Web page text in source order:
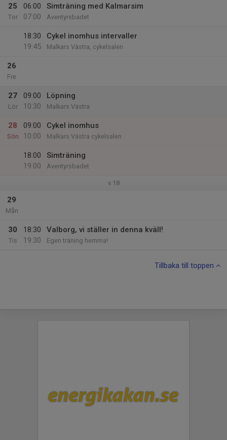
25
Tor
06:00
07:00
Simträning med Kalmarsim
Äventyrsbadet
18:30
19:45
Cykel inomhus intervaller
Malkars Västra, cykelsalen
26
Fre
27
Lör
09:00
10:30
Löpning
Malkars Västra
28
Sön
09:00
10:00
Cykel inomhus
Malkars Västra cykelsalen
18:00
19:00
Simträning
Äventyrsbadet
v.18
29
Mån
30
Tis
18:30
19:30
Valborg, vi ställer in denna kväll!
Egen träning hemma!
Tillbaka till toppen